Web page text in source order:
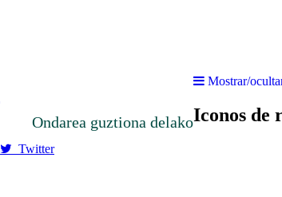
Ondarea guztiona delako
Mostrar/
Iconos de
Twitter